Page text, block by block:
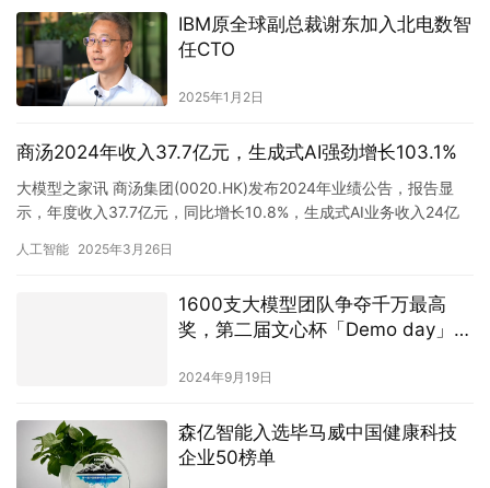
IBM原全球副总裁谢东加入北电数智
任CTO
2025年1月2日
商汤2024年收入37.7亿元，生成式AI强劲增长103.1%
大模型之家讯 商汤集团(0020.HK)发布2024年业绩公告，报告显
示，年度收入37.7亿元，同比增长10.8%，生成式AI业务收入24亿
人工智能 2025年3月26日
1600支大模型团队争夺千万最高
奖，第二届文心杯「Demo day」即
2024年9月19日
森亿智能入选毕马威中国健康科技
企业50榜单